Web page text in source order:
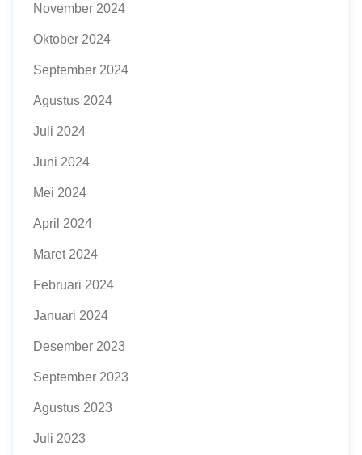
November 2024
Oktober 2024
September 2024
Agustus 2024
Juli 2024
Juni 2024
Mei 2024
April 2024
Maret 2024
Februari 2024
Januari 2024
Desember 2023
September 2023
Agustus 2023
Juli 2023